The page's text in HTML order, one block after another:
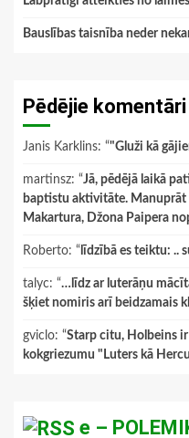
Bauslības taisnība neder
Pēdējie komentāri
Janis Karklins: “"Gluži kā
martinsz: “Jā, pēdējā laikā
baptistu aktivitāte. Manuprāt
Makartura, Džona Paipera
Roberto: “ līdzībā es teiktu: ..
talyc: “…līdz ar luterāņu
šķiet nomiris arī beidzamais
gviclo: “Starp citu, Holbeins
kokgriezumu "Luters kā
e –